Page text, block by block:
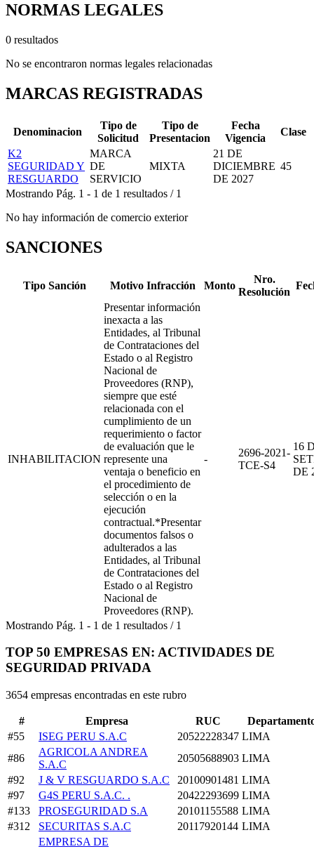
NORMAS LEGALES
0 resultados
No se encontraron normas legales relacionadas
MARCAS REGISTRADAS
Denominacion
Tipo de
Solicitud
Tipo de
Presentacion
Fecha
Vigencia
Clase
K2
SEGURIDAD Y
RESGUARDO
MARCA
DE
SERVICIO
MIXTA
21 DE
DICIEMBRE
DE 2027
45
Mostrando Pág. 1 - 1 de 1 resultados / 1
No hay información de comercio exterior
SANCIONES
Tipo Sanción Motivo Infracción Monto
Nro.
Resolución
INHABILITACION
Presentar información
inexacta a las
Entidades, al Tribunal
de Contrataciones del
Estado o al Registro
Nacional de
Proveedores (RNP),
siempre que esté
relacionada con el
cumplimiento de un
requerimiento o factor
de evaluación que le
represente una
ventaja o beneficio en
el procedimiento de
selección o en la
ejecución
contractual.*Presentar
documentos falsos o
adulterados a las
Entidades, al Tribunal
de Contrataciones del
Estado o al Registro
Nacional de
Proveedores (RNP).
-
2696-2021-
TCE-S4
16
DE
Mostrando Pág. 1 - 1 de 1 resultados / 1
TOP 50 EMPRESAS EN: ACTIVIDADES DE
SEGURIDAD PRIVADA
3654 empresas encontradas en este rubro
# Empresa RUC
#55
ISEG PERU S.A.C 20522228347 LIMA
#86
AGRICOLA ANDREA
S.A.C
20505688903 LIMA
#92
J & V RESGUARDO S.A.C 20100901481 LIMA
#97
G4S PERU S.A.C. . 20422293699 LIMA
#133
PROSEGURIDAD S.A 20101155588 LIMA
#312
SECURITAS S.A.C 20117920144 LIMA
EMPRESA DE